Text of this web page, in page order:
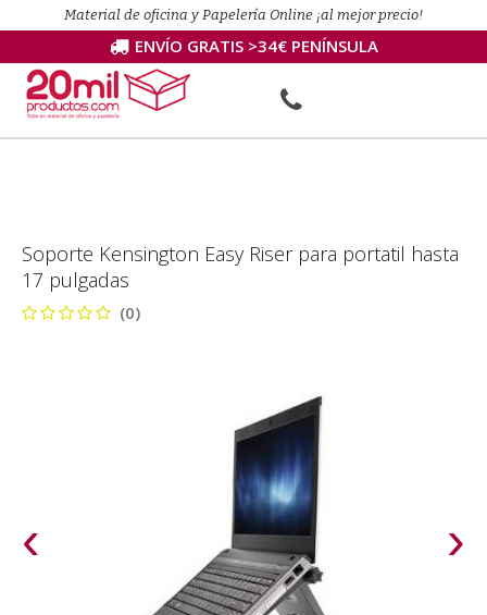
Material de oficina y Papelería Online ¡al mejor precio!
ENVÍO GRATIS >34€ PENÍNSULA
Soporte Kensington Easy Riser para portatil hasta
17 pulgadas
(0)
‹ ›